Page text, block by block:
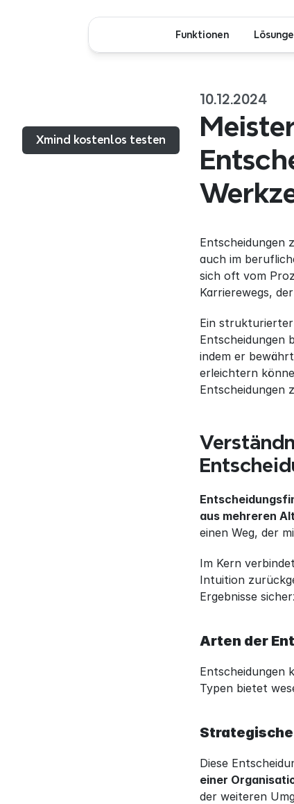
Xmind kostenlos testen
10.12.2024
Entscheidungen
auch im
sich oft vom
Karrierewegs,
Ein
Entscheidungen
indem er
erleichtern
Entscheidungen
aus mehreren
einen Weg, der
Im Kern
Intuition
Ergebnisse
Arten der
Entscheidungen
Typen bietet
Diese
einer
der weiteren
Funktionen